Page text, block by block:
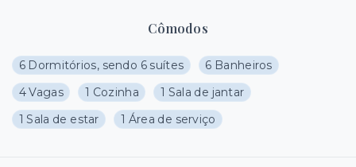
Cômodos
6 Dormitórios, sendo 6 suítes
6 Banheiros
4 Vagas
1 Cozinha
1 Sala de jantar
1 Sala de estar
1 Área de serviço